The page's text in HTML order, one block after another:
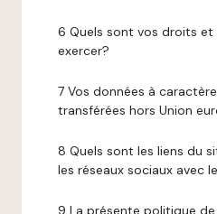
6 Quels sont vos droits
exercer?
7 Vos données à
transférées hors Union
8 Quels sont les liens du
les réseaux sociaux avec
9 La présente politique